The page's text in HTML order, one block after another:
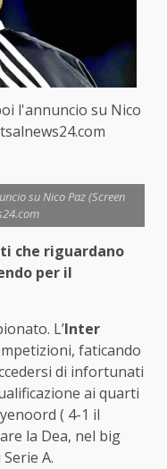
l'annuncio su Nico
su Nico Paz (Screen
che riguardano
per il
L’Inter
faticando
di infortunati
ai quarti
( 4-1 il
la Dea, nel big
A.